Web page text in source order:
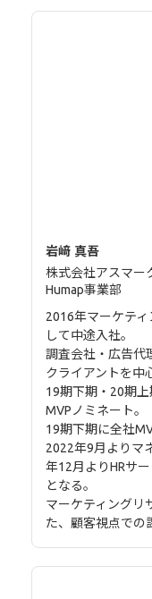
岩﨑 真吾
株式会社アスマー
Humap事業部
2016年マーケテ
して中途入社。
調査会社・広告代
クライアントを中
19期下期・20期
MVPノミネート。
19期下期に全社
2022年9月よりマ
年12月よりHRサ
となる。
マーケティングリ
た、顧客視点での